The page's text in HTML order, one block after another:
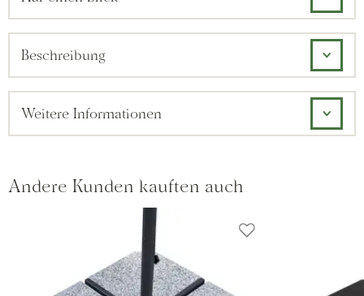
Beschreibung
Weitere Informationen
Andere Kunden kauften auch